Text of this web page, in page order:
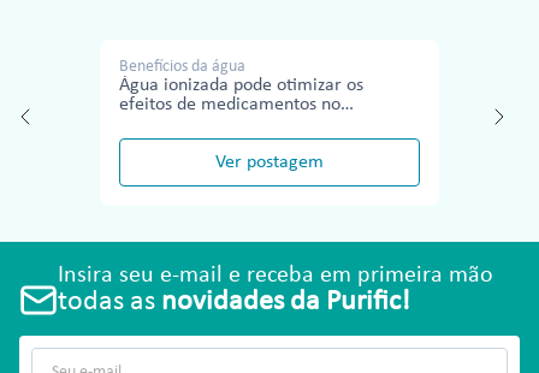
Benefícios da água
Água ionizada pode otimizar os
efeitos de medicamentos no
Ver postagem
Insira seu e-mail e receba em primeira mão
todas as novidades da Purific!